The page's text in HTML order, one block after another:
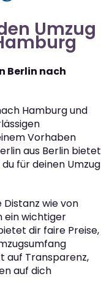
Umzug
Berlin nach
Hamburg und
Vorhaben
aus Berlin bietet
für deinen Umzug
Distanz wie von
ein wichtiger
dir faire Preise,
auf Transparenz,
auf dich